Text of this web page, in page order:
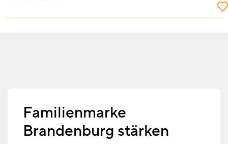
Familienmarke
Brandenburg stärken